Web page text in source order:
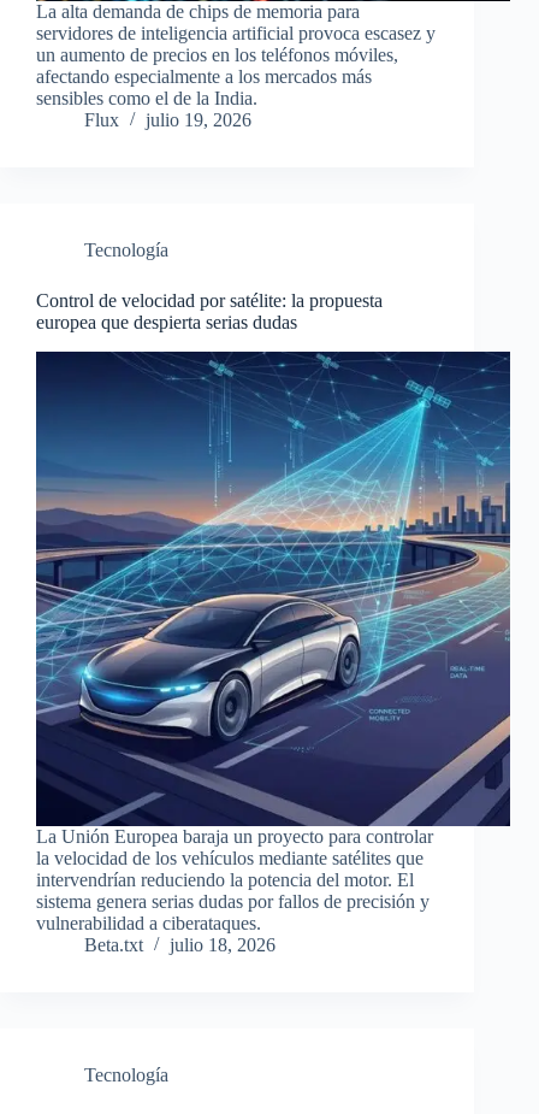
La alta demanda de chips de memoria para
servidores de inteligencia artificial provoca escasez y
un aumento de precios en los teléfonos móviles,
afectando especialmente a los mercados más
sensibles como el de la India.
Flux
julio 19, 2026
Tecnología
Control de velocidad por satélite: la propuesta
europea que despierta serias dudas
La Unión Europea baraja un proyecto para controlar
la velocidad de los vehículos mediante satélites que
intervendrían reduciendo la potencia del motor. El
sistema genera serias dudas por fallos de precisión y
vulnerabilidad a ciberataques.
Beta.txt
julio 18, 2026
Tecnología